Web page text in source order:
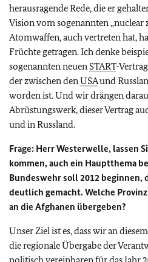
herausragende Rede, die er
Vision vom sogenannten „nuclear
Atomwaffen, auch vertreten hat,
Früchte getragen. Ich denke
sogenannten neuen START-
der zwischen denUSAund
worden ist. Und wir drängen
Abrüstungswerk, dieser Vertrag
und in Russland.
Frage: Herr Westerwelle, lassen
kommen, auch ein Hauptthema
Bundeswehr soll 2012 beginnen,
deutlich gemacht. Welche
an die Afghanen übergeben?
Unser Ziel ist es, dass wir an
die regionale Übergabe der